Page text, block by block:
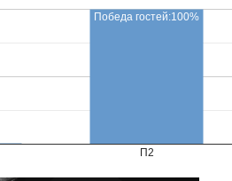
П2
Победа гостей:100%